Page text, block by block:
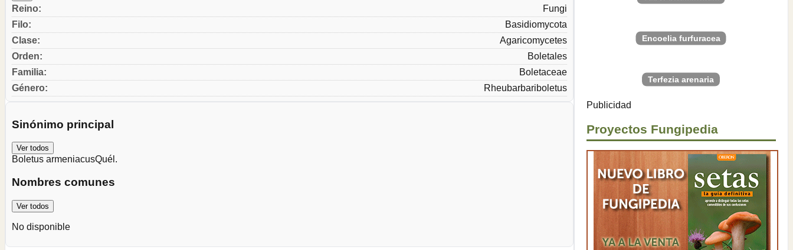
Reino:
Fungi
Filo:
Basidiomycota
Clase:
Agaricomycetes
Orden:
Boletales
Familia:
Boletaceae
Género: Rheubarbariboletus
Sinónimo principal
Ver todos
Boletus armeniacusQuél.
Nombres comunes
Ver todos
No disponible
Encoelia furfuracea
Terfezia arenaria
Publicidad
Proyectos Fungipedia